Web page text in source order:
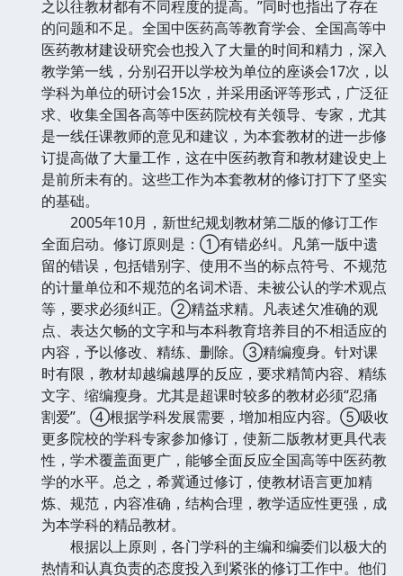
之以往教材都有不同程度的提高。”同时也指出了存在
的问题和不足。全国中医药高等教育学会、全国高等中
医药教材建设研究会也投入了大量的时间和精力，深入
教学第一线，分别召开以学校为单位的座谈会17次，以
学科为单位的研讨会15次，并采用函评等形式，广泛征
求、收集全国各高等中医药院校有关领导、专家，尤其
是一线任课教师的意见和建议，为本套教材的进一步修
订提高做了大量工作，这在中医药教育和教材建设史上
是前所未有的。这些工作为本套教材的修订打下了坚实
的基础。
2005年10月，新世纪规划教材第二版的修订工作
全面启动。修订原则是：①有错必纠。凡第一版中遗
留的错误，包括错别字、使用不当的标点符号、不规范
的计量单位和不规范的名词术语、未被公认的学术观点
等，要求必须纠正。②精益求精。凡表述欠准确的观
点、表达欠畅的文字和与本科教育培养目的不相适应的
内容，予以修改、精练、删除。③精编瘦身。针对课
时有限，教材却越编越厚的反应，要求精简内容、精练
文字、缩编瘦身。尤其是超课时较多的教材必须“忍痛
割爱”。④根据学科发展需要，增加相应内容。⑤吸收
更多院校的学科专家参加修订，使新二版教材更具代表
性，学术覆盖面更广，能够全面反应全国高等中医药教
学的水平。总之，希冀通过修订，使教材语言更加精
炼、规范，内容准确，结构合理，教学适应性更强，成
为本学科的精品教材。
根据以上原则，各门学科的主编和编委们以极大的
热情和认真负责的态度投入到紧张的修订工作中。他们